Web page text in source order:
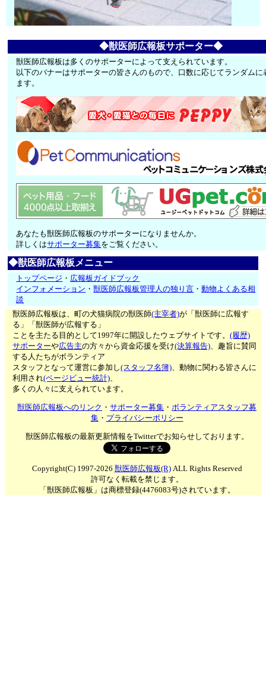
◆獣医師広報板サポーター◆
獣医師広報板は多くのサポーターによって支えられています。
以下のバナーはサポーターの皆さんのもので、口数に応じてランダムに
ます。
あなたも獣医師広報板のサポーターになりませんか。
詳しくはサポーター募集をご覧ください。
◆獣医師広報板メニュー
トップページ ・ 広報板ガイドブック
インフォメーション ・獣医師広報板管理人の独り言 ・動物よくある相
談
獣医師広報板は、町の犬猫病院の獣医師(主宰者)が「獣医師に広報す
る」「獣医師が広報する」
ことを主たる目的として1997年に開設したウェブサイトです。(履歴)
サポーターや広告主の方々から資金応援を受け(決算報告)、趣旨に賛同
する人たちがボランティア
スタッフとなって運営に参加し(スタッフ名簿)、動物に関わる皆さんに
利用され(ページビュー統計)、
多くの人々に支えられています。
獣医師広報板へのリンク ・サポーター募集 ・ボランティアスタッフ募
集・ プライバシーポリシー
獣医師広報板の最新更新情報をTwitterでお知らせしております。
Copyright(C) 1997-2026 獣医師広報板(R)ALL Rights Reserved
許可なく転載を禁じます。
「獣医師広報板」は商標登録(4476083号)されています。